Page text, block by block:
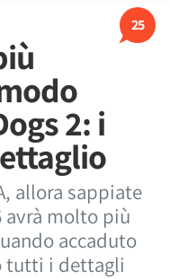
25
2: i
allora sappiate
avrà molto più
accaduto
tutti i dettagli